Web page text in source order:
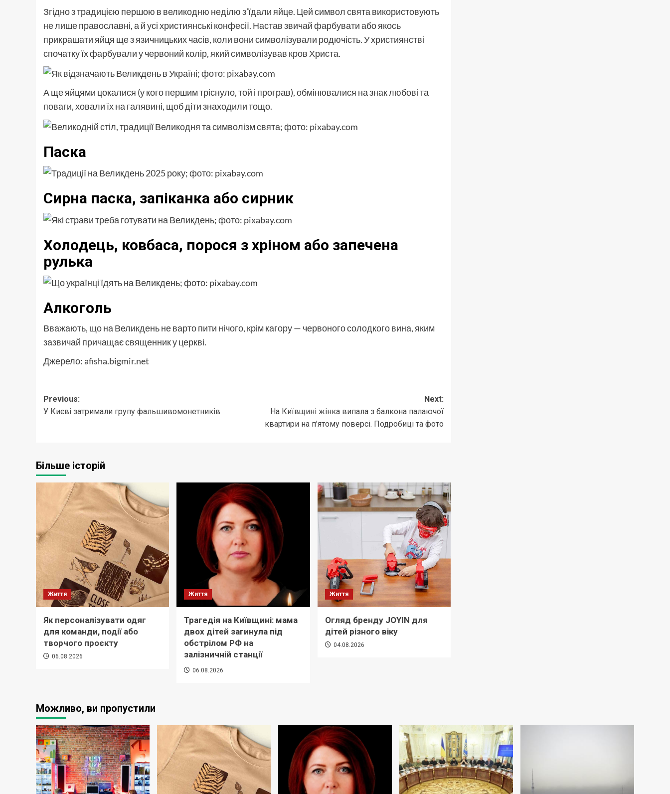
Згідно з традицією першою в великодню неділю з’їдали яйце. Цей символ свята використовують
не лише православні, а й усі християнські конфесії. Настав звичай фарбувати або якось
прикрашати яйця ще з язичницьких часів, коли вони символізували родючість. У християнстві
спочатку їх фарбували у червоний колір, який символізував кров Христа.
А ще яйцями цокалися (у кого першим тріснуло, той і програв), обмінювалися на знак любові та
поваги, ховали їх на галявині, щоб діти знаходили тощо.
Паска
Сирна паска, запіканка або сирник
Холодець, ковбаса, порося з хріном або запечена
рулька
Алкоголь
Вважають, що на Великдень не варто пити нічого, крім кагору — червоного солодкого вина, яким
зазвичай причащає священник у церкві.
Джерело: afisha.bigmir.net
Post
navigation
Previous:
У Києві затримали групу фальшивомонетників
Next:
На Київщині жінка випала з балкона палаючої
квартири на п’ятому поверсі. Подробиці та фото
Більше історій
Життя
Як персоналізувати одяг
для команди, події або
творчого проєкту
06.08.2026
Життя
Трагедія на Київщині: мама
двох дітей загинула під
обстрілом РФ на
залізничній станції
06.08.2026
Життя
Огляд бренду JOYIN для
дітей різного віку
04.08.2026
Можливо, ви пропустили